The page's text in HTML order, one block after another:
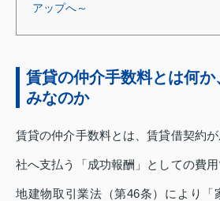
アップへ～
賃貸の仲介手数料とは何か
みなのか
賃貸の仲介手数料とは、賃貸借契約
社へ支払う「成功報酬」としての費
地建物取引業法（第46条）により「